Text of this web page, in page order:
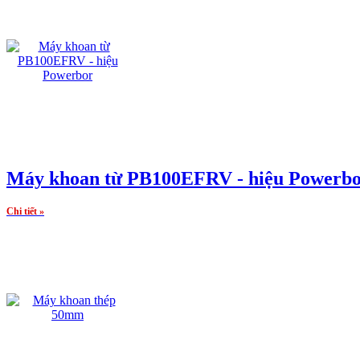
Máy khoan từ PB100EFRV - hiệu
Chi tiết »